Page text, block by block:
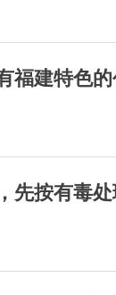
福建特色
按有毒处